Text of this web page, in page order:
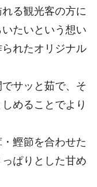
る観光客の方に
たいという想い
れたオリジナル
サッと茹で、そ
めることでより
鰹節を合わせた
ぱりとした甘め